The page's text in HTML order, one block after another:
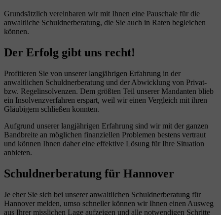
Grundsätzlich vereinbaren wir mit Ihnen eine Pauschale für die
anwaltliche Schuldnerberatung, die Sie auch in Raten begleichen
können.
Der Erfolg gibt uns recht!
Profitieren Sie von unserer langjährigen Erfahrung in der
anwaltlichen Schuldnerberatung und der Abwicklung von Privat-
bzw. Regelinsolvenzen. Dem größten Teil unserer Mandanten blieb
ein Insolvenzverfahren erspart, weil wir einen Vergleich mit ihren
Gläubigern schließen konnten.
Aufgrund unserer langjährigen Erfahrung sind wir mit der ganzen
Bandbreite an möglichen finanziellen Problemen bestens vertraut
und können Ihnen daher eine effektive Lösung für Ihre Situation
anbieten.
Schuldnerberatung für Hannover
Je eher Sie sich bei unserer anwaltlichen Schuldnerberatung für
Hannover melden, umso schneller können wir Ihnen einen Ausweg
aus Ihrer misslichen Lage aufzeigen und alle notwendigen Schritte